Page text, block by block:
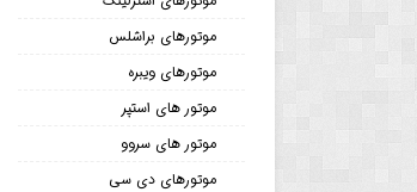
موتورهای براشلس
موتورهای ویبره
موتور های استپر
موتور های سروو
موتورهای دی سی